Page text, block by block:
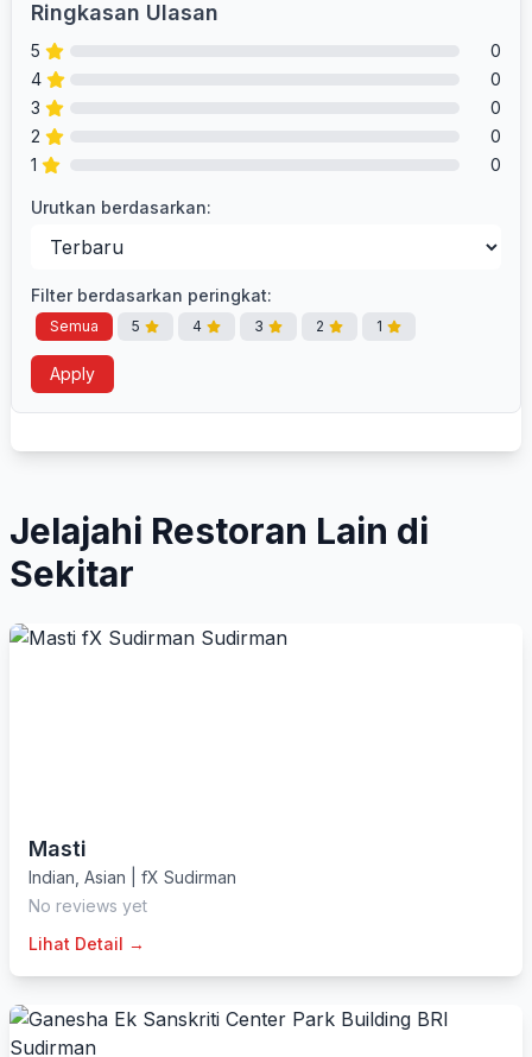
Ringkasan Ulasan
5
0
4
0
3
0
2
0
1
0
Urutkan berdasarkan:
Filter berdasarkan peringkat:
Semua 5 4 3 2 1
Apply
Jelajahi Restoran Lain di
Sekitar
Masti
Indian Asian
fX Sudirman
No reviews yet
Lihat Detail →